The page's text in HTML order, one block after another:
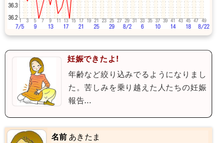
妊娠できたよ!
年齢など絞り込みでるようになりまし
た。苦しみを乗り越えた人たちの妊娠
報告...
名前 あきたま